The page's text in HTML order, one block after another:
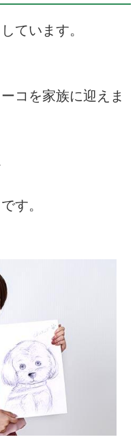
ています。
コを家族に迎えま
す。